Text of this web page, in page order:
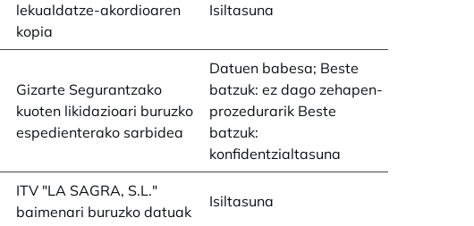
lekualdatze-akordioaren
kopia
Isiltasuna
Gizarte Segurantzako
kuoten likidazioari buruzko
espedienterako sarbidea
Datuen babesa; Beste
batzuk: ez dago zehapen-
prozedurarik Beste
batzuk:
konfidentzialtasuna
ITV "LA SAGRA, S.L."
baimenari buruzko datuak
Isiltasuna